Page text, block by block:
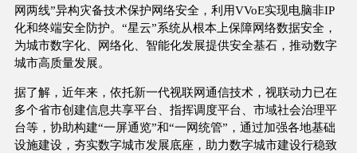
网两线”异构灾备技术保护网络安全，利用VVoE实现电脑非IP
化和终端安全防护。“星云”系统从根本上保障网络数据安全，
为城市数字化、网络化、智能化发展提供安全基石，推动数字
城市高质量发展。
据了解，近年来，依托新一代视联网通信技术，视联动力已在
多个省市创建信息共享平台、指挥调度平台、市域社会治理平
台等，协助构建“一屏通览”和“一网统管”，通过加强各地基础
设施建设，夯实数字城市发展底座，助力数字城市建设行稳致